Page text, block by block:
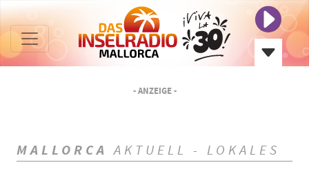
- ANZEIGE -
MALLORCA AKTUELL - LOKALES